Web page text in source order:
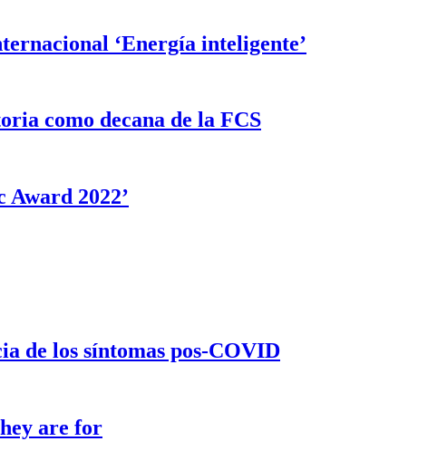
‘Energía inteligente’
como decana de la FCS
2022’
de los síntomas pos-COVID
are for